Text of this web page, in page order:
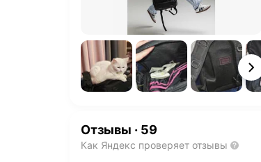
Отзывы · 59
Как Яндекс проверяет отзывы